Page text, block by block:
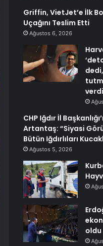
Griffin, VietJet’e İlk
Uçağını Teslim Etti
Ağustos 6, 2026
verdi
CHP Iğdır İl
Artantaş: “Siyasi
Bütün Iğdırlıları
Ağustos 5, 2026
oldu